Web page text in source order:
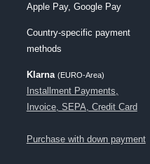
Apple Pay, Google Pay
Country-specific payment
methods
Klarna (EURO-Area)
Installment Payments,
Invoice, SEPA, Credit Card
Purchase with down payment